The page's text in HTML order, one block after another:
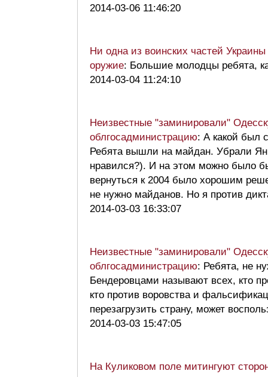
2014-03-06 11:46:20
Ни одна из воинских частей
оружие: Большие молодцы ребята,
2014-03-04 11:24:10
Неизвестные "заминировали"
облгосадминистрацию: А какой был
Ребята вышли на майдан. Убрали
нравился?). И на этом можно было
вернуться к 2004 было хорошим
не нужно майданов. Но я против
2014-03-03 16:33:07
Неизвестные "заминировали"
облгосадминистрацию: Ребята, не
Бендеровцами называют всех, кто
кто против воровства и
перезагрузить страну, может
2014-03-03 15:47:05
На Куликовом поле митингуют